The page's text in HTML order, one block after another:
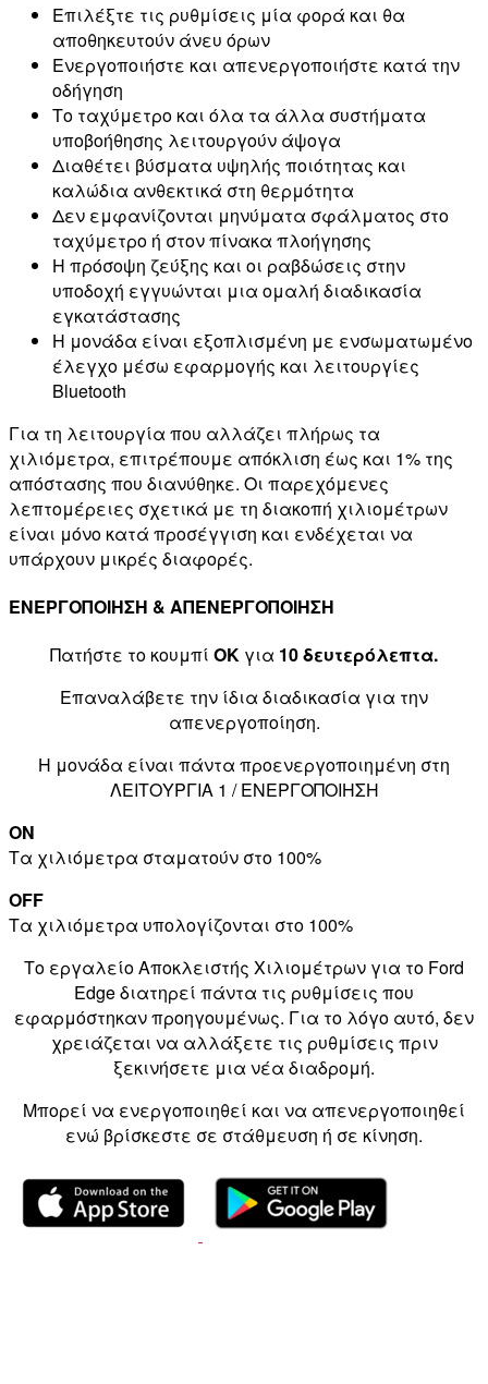
Επιλέξτε τις ρυθμίσεις μία φορά και θα
αποθηκευτούν άνευ όρων
Ενεργοποιήστε και απενεργοποιήστε κατά την
οδήγηση
Το ταχύμετρο και όλα τα άλλα συστήματα
υποβοήθησης λειτουργούν άψογα
Διαθέτει βύσματα υψηλής ποιότητας και
καλώδια ανθεκτικά στη θερμότητα
Δεν εμφανίζονται μηνύματα σφάλματος στο
ταχύμετρο ή στον πίνακα πλοήγησης
Η πρόσοψη ζεύξης και οι ραβδώσεις στην
υποδοχή εγγυώνται μια ομαλή διαδικασία
εγκατάστασης
Η μονάδα είναι εξοπλισμένη με ενσωματωμένο
έλεγχο μέσω εφαρμογής και λειτουργίες
Bluetooth
Για τη λειτουργία που αλλάζει πλήρως τα
χιλιόμετρα, επιτρέπουμε απόκλιση έως και 1% της
απόστασης που διανύθηκε. Οι παρεχόμενες
λεπτομέρειες σχετικά με τη διακοπή χιλιομέτρων
είναι μόνο κατά προσέγγιση και ενδέχεται να
υπάρχουν μικρές διαφορές.
ΕΝΕΡΓΟΠΟΙΗΣΗ & ΑΠΕΝΕΡΓΟΠΟΙΗΣΗ
Πατήστε το κουμπί OK για 10 δευτερόλεπτα.
Επαναλάβετε την ίδια διαδικασία για την
απενεργοποίηση.
Η μονάδα είναι πάντα προενεργοποιημένη στη
ΛΕΙΤΟΥΡΓΙΑ 1 / ΕΝΕΡΓΟΠΟΙΗΣΗ
ON
Τα χιλιόμετρα σταματούν στο 100%
OFF
Τα χιλιόμετρα υπολογίζονται στο 100%
Το εργαλείο Αποκλειστής Χιλιομέτρων για το Ford
Edge διατηρεί πάντα τις ρυθμίσεις που
εφαρμόστηκαν προηγουμένως. Για το λόγο αυτό, δεν
χρειάζεται να αλλάξετε τις ρυθμίσεις πριν
ξεκινήσετε μια νέα διαδρομή.
Μπορεί να ενεργοποιηθεί και να απενεργοποιηθεί
ενώ βρίσκεστε σε στάθμευση ή σε κίνηση.